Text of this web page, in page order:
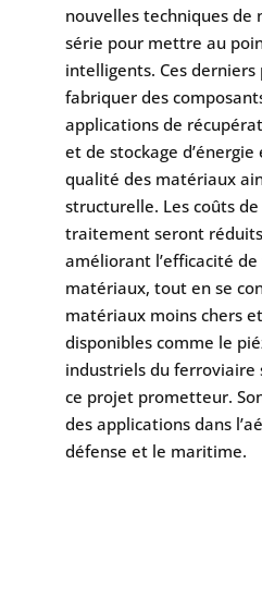
nouvelles techniques de
série pour mettre au
intelligents. Ces
fabriquer des
applications de
et de stockage d’énergie
qualité des matériaux
structurelle. Les coûts
traitement seront
améliorant l’efficacité
matériaux, tout en se
matériaux moins chers
disponibles comme le
industriels du ferroviaire
ce projet prometteur.
des applications dans
défense et le maritime.